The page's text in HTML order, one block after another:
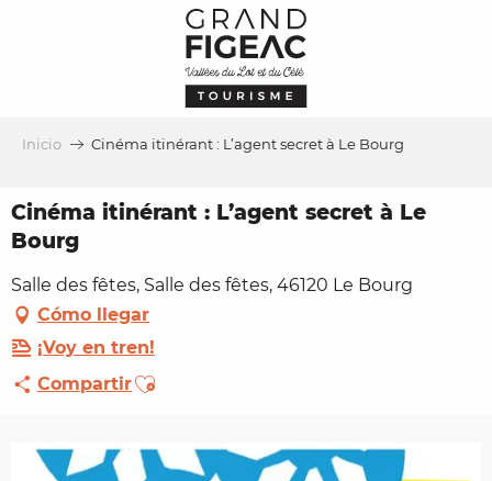
Inicio Cinéma itinérant : L’agent secret à Le Bourg
Cinéma itinérant : L’agent secret à Le
Bourg
Salle des fêtes, Salle des fêtes, 46120 Le Bourg
Cómo llegar
¡Voy en tren!
CompartirAjouter aux favoris